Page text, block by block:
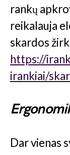
rankų
reikalauja
skardos
https://
irankiai/
Dar vienas